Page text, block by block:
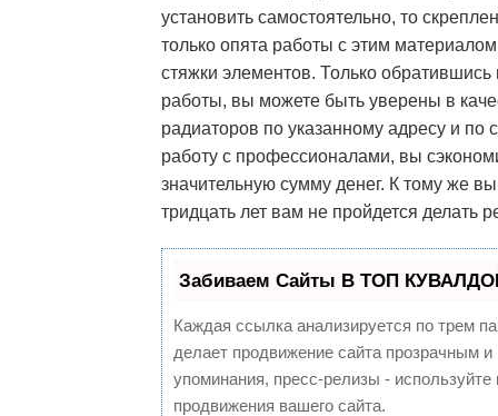
установить самостоятельно, то
только опята работы с этим
стяжки элементов. Только
работы, вы можете быть уверены в
радиаторов по указанному адресу и
работу с профессионалами, вы
значительную сумму денег. К тому же
тридцать лет вам не пройдется делать
Забиваем Сайты В ТОП
Каждая ссылка анализируется по трем
делает продвижение сайта прозрачным
упоминания, пресс-релизы -
продвижения вашего сайта.